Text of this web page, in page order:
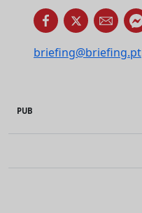
briefing@briefing.pt
PUB